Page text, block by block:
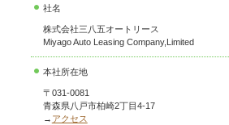
社名
株式会社三八五オートリース
Miyago Auto Leasing Company,Limited
本社所在地
〒031-0081
青森県八戸市柏崎2丁目4-17
→ アクセス